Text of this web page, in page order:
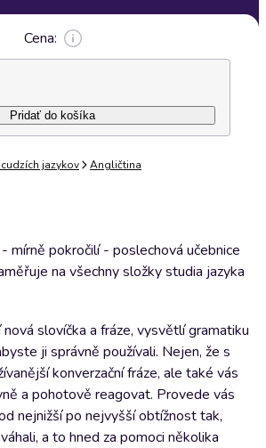
Cena:
Pridať do košíka
jazykov Angličtina
mírně pokročilí - poslechová učebnice
na všechny složky studia jazyka
nová slovíčka a fráze, vysvětlí gramatiku
ji správně používali. Nejen, že s
konverzační fráze, ale také vás
a pohotově reagovat. Provede vás
nejnižší po nejvyšší obtížnost tak,
a to hned za pomoci několika